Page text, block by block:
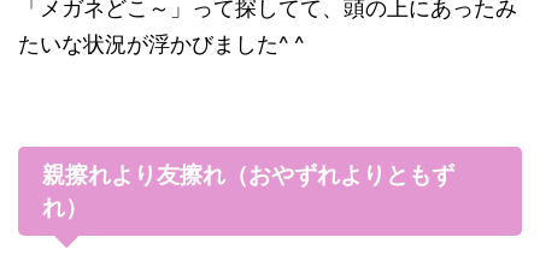
「メガネどこ～」って探してて、頭の上にあったみ
たいな状況が浮かびました^ ^
親擦れより友擦れ（おやずれよりともず
れ）